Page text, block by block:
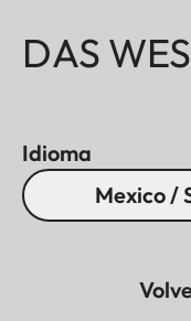
DAS
Idioma
Mexico /